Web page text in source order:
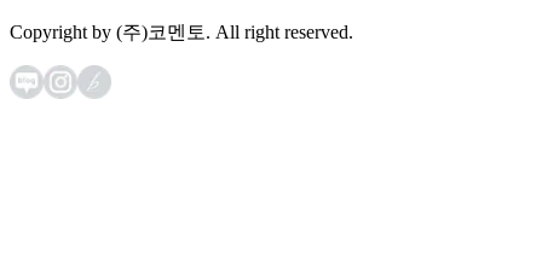
Copyright by (주)코멘토. All right reserved.